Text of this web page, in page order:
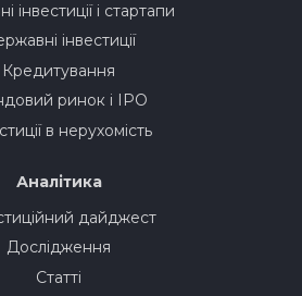
інвестиції і стартапи
інвестиції
Кредитування
ринок і IPO
в нерухомість
Аналітика
дайджест
Дослідження
Статті